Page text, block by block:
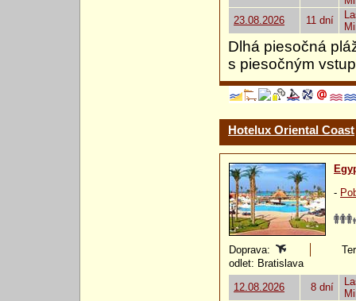
23.08.2026
11 dní
Dlhá piesočná
s piesočným
Hotelux Oriental Coast
-
Doprava:
odlet: Bratislava
12.08.2026
8 dní